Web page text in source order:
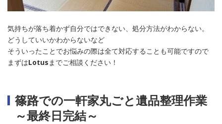
気持ちが落ち着かず自分ではできない、処分方法がわからない。
どうしていいかわからないなど
そういったことでお悩みの際は全て対応することも可能ですので
まずはLotus までご相談ください！
篠路での一軒家丸ごと遺品整理作業
～最終日完結～